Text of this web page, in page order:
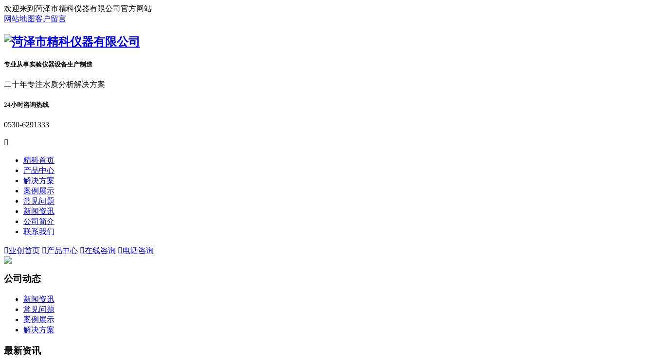
欢迎来到菏泽市精科仪器有限公司官方网站
网站地图客户留言
专业从事实验仪器设备生产制造
二十年专注水质分析解决方案
24小时咨询热线
0530-6291333

精科首页
产品中心
解决方案
案例展示
常见问题
新闻资讯
公司简介
联系我们
业创首页 产品中心 在线咨询 电话咨询
公司动态
新闻资讯
常见问题
案例展示
解决方案
最新资讯